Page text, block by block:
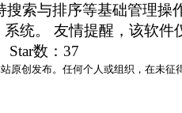
索与排序等基础管理
系统。 友情提醒，该软
Star数：37
原创发布。任何个人或组织，在未